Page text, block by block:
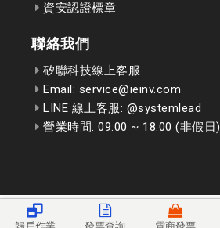
資安認證標章
聯絡我們
矽聯科技線上客服
Email: service@ieinv.com
LINE 線上客服: @systemlead
營業時間: 09:00 ~ 18:00 (非假日)